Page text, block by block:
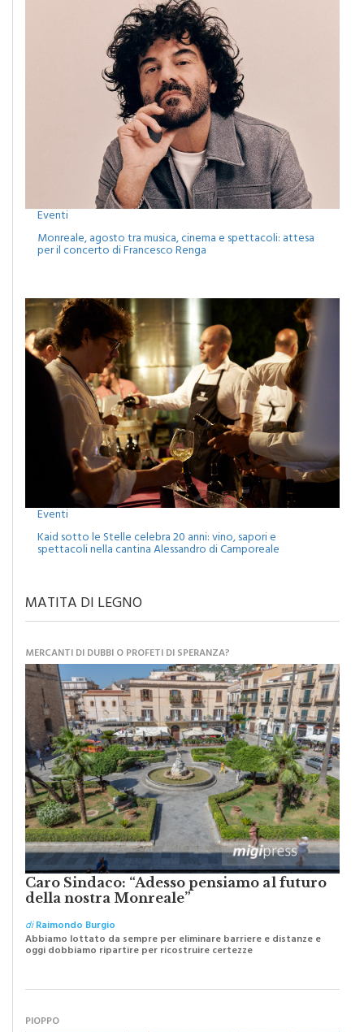
Eventi
Monreale, agosto tra musica, cinema e spettacoli: attesa
per il concerto di Francesco Renga
Eventi
Kaid sotto le Stelle celebra 20 anni: vino, sapori e
spettacoli nella cantina Alessandro di Camporeale
MATITA DI LEGNO
MERCANTI DI DUBBI O PROFETI DI SPERANZA?
Caro Sindaco: “Adesso pensiamo al futuro
della nostra Monreale”
diRaimondo Burgio
Abbiamo lottato da sempre per eliminare barriere e distanze e
oggi dobbiamo ripartire per ricostruire certezze
PIOPPO